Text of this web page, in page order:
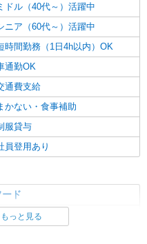
ドル（40代～）活躍中
ニア（60代～）活躍中
時間勤務（1日4h以内）OK
通勤OK
通費支給
かない・食事補助
服貸与
員登用あり
ド
理・調理補助・調理師
っと見る